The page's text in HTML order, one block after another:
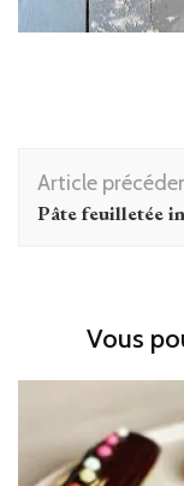
Navigation
d'article
Article
Pâte feuilletée
Vous